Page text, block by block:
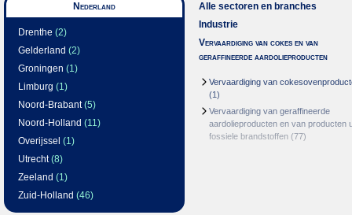
Nederland
Drenthe (2)
Gelderland (2)
Groningen (1)
Limburg (1)
Noord-Brabant(5)
Noord-Holland (11)
Overijssel (1)
Utrecht(8)
Zeeland (1)
Zuid-Holland (46)
Alle sectoren en branches
Industrie
Vervaardiging van cokes en van
geraffineerde aardolieproducten
Vervaardiging van
(1)
Vervaardiging van geraffineerde
aardolieproducten en van producten
fossiele brandstoffen (77)